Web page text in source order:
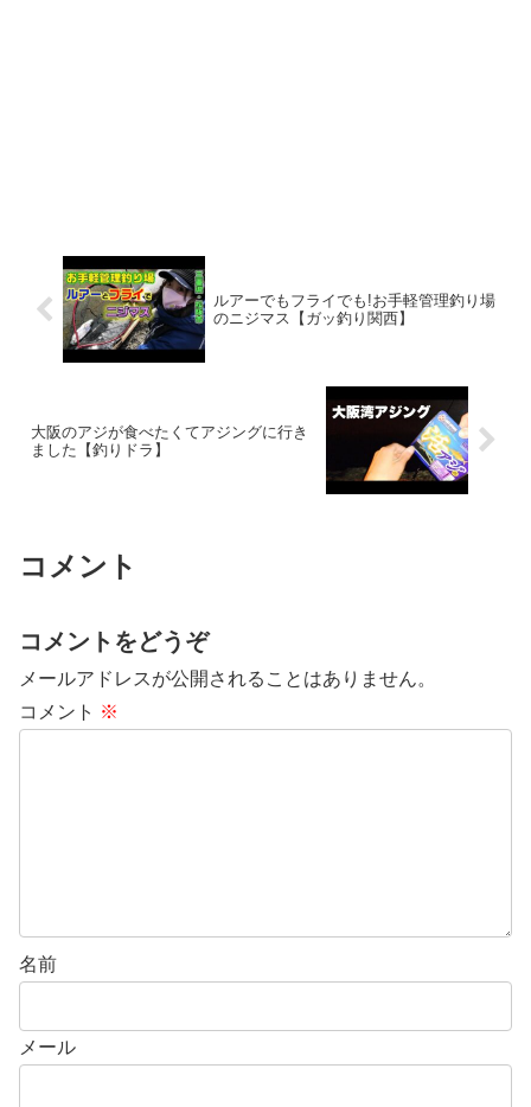
ルアーでもフライでも!お手軽管理釣り場
のニジマス【ガッ釣り関西】
大阪のアジが食べたくてアジングに行き
ました【釣りドラ】
コメント
コメントをどうぞ
メールアドレスが公開されることはありません。
コメント ※
名前
メール